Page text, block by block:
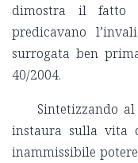
dimostra il fatto
predicavano
surrogata ben
40/2004.
Sintetizzando
instaura sulla vita
inammissibile